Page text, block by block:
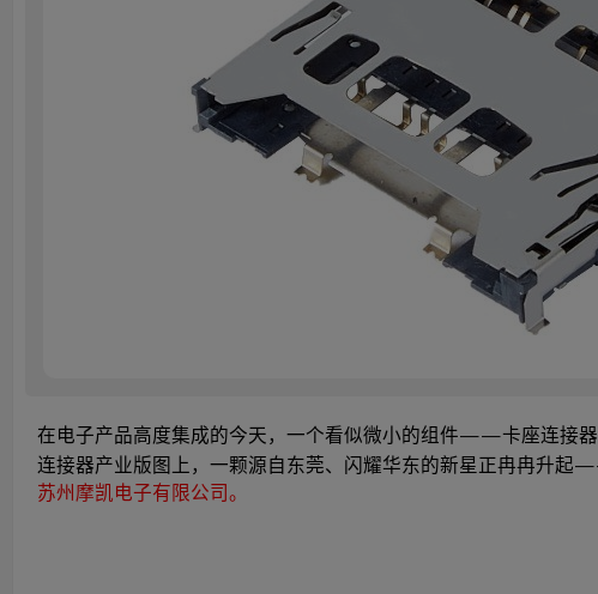
在电子产品高度集成的今天，一个看似微小的组件——卡座连接
连接器产业版图上，一颗源自东莞、闪耀华东的新星正冉冉升
苏州摩凯电子有限公司。